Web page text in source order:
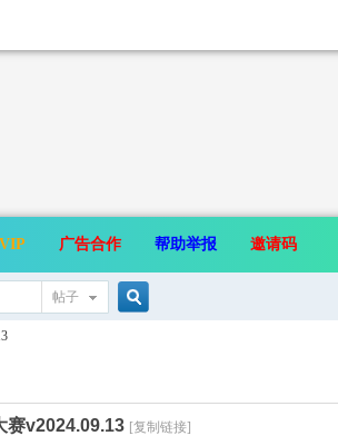
广告合作 帮助举报 邀请码
帖子
索
赛v2024.09.13 [复制链接]